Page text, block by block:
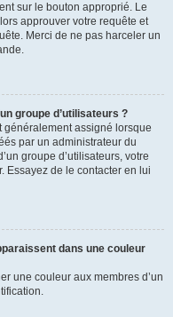
sur le bouton approprié. Le
approuver votre requête et
Merci de ne pas harceler un
groupe d’utilisateurs ?
généralement assigné lorsque
par un administrateur du
groupe d’utilisateurs, votre
Essayez de le contacter en lui
dans une couleur
une couleur aux membres d’un